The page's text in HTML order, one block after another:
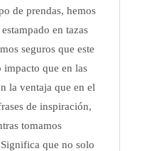
de prendas, hemos
en tazas
seguros que este
que en las
la ventaja que en el
de inspiración,
tomamos
que no solo